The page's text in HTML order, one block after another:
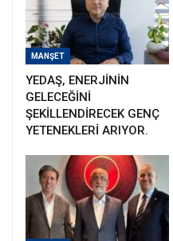
MANŞET
YEDAŞ, ENERJİNİN
GELECEĞİNİ
ŞEKİLLENDİRECEK GENÇ
YETENEKLERİ ARIYOR.